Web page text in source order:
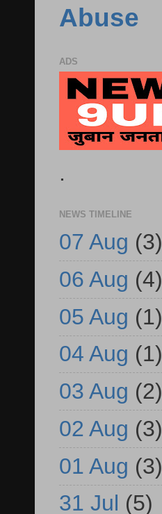
Abuse
ADS
.
NEWS TIMELINE
07 Aug (3)
06 Aug (4)
05 Aug (1)
04 Aug (1)
03 Aug (2)
02 Aug (3)
01 Aug (3)
31 Jul (5)